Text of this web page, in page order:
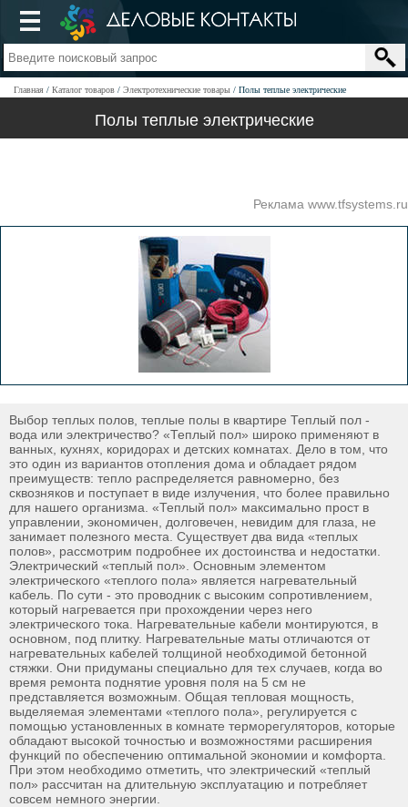
Главная Каталог товаров Электротехнические товары Полы теплые электрические
Полы теплые электрические
Реклама www.tfsystems.ru
Выбор теплых полов, теплые полы в квартире Теплый пол -
вода или электричество? «Теплый пол» широко применяют в
ванных, кухнях, коридорах и детских комнатах. Дело в том, что
это один из вариантов отопления дома и обладает рядом
преимуществ: тепло распределяется равномерно, без
сквозняков и поступает в виде излучения, что более правильно
для нашего организма. «Теплый пол» максимально прост в
управлении, экономичен, долговечен, невидим для глаза, не
занимает полезного места. Существует два вида «теплых
полов», рассмотрим подробнее их достоинства и недостатки.
Электрический «теплый пол». Основным элементом
электрического «теплого пола» является нагревательный
кабель. По сути - это проводник с высоким сопротивлением,
который нагревается при прохождении через него
электрического тока. Нагревательные кабели монтируются, в
основном, под плитку. Нагревательные маты отличаются от
нагревательных кабелей толщиной необходимой бетонной
стяжки. Они придуманы специально для тех случаев, когда во
время ремонта поднятие уровня поля на 5 см не
представляется возможным. Общая тепловая мощность,
выделяемая элементами «теплого пола», регулируется с
помощью установленных в комнате терморегуляторов, которые
обладают высокой точностью и возможностями расширения
функций по обеспечению оптимальной экономии и комфорта.
При этом необходимо отметить, что электрический «теплый
пол» рассчитан на длительную эксплуатацию и потребляет
совсем немного энергии.